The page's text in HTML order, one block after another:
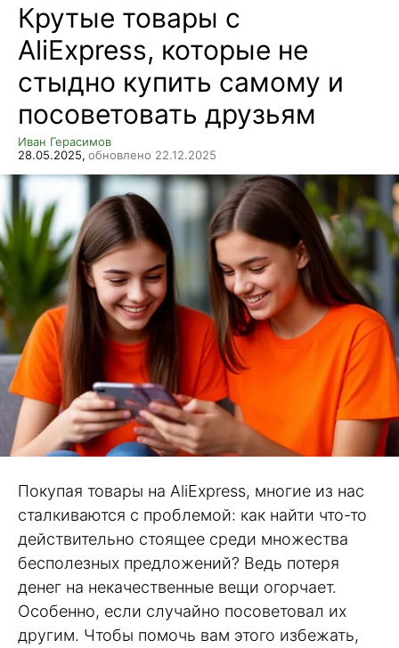
Крутые товары с
AliExpress, которые не
стыдно купить самому и
посоветовать друзьям
Иван Герасимов
28.05.2025, обновлено 22.12.2025
Покупая товары на AliExpress, многие из нас
сталкиваются с проблемой: как найти что-то
действительно стоящее среди множества
бесполезных предложений? Ведь потеря
денег на некачественные вещи огорчает.
Особенно, если случайно посоветовал их
другим. Чтобы помочь вам этого избежать,